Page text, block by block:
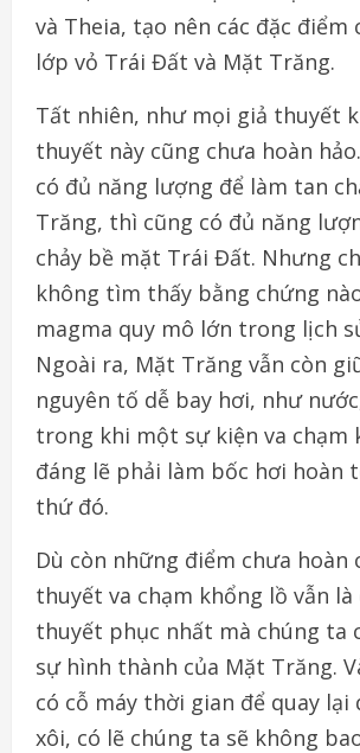
và Theia, tạo nên các đặc điểm
lớp vỏ Trái Đất và Mặt Trăng.
Tất nhiên, như mọi giả thuyết
thuyết này cũng chưa hoàn
có đủ năng lượng để làm tan
Trăng, thì cũng có đủ năng
chảy bề mặt Trái Đất. Nhưng
không tìm thấy bằng chứng
magma quy mô lớn trong lịch
Ngoài ra, Mặt Trăng vẫn còn
nguyên tố dễ bay hơi, như
trong khi một sự kiện va chạm
đáng lẽ phải làm bốc hơi hoàn
thứ đó.
Dù còn những điểm chưa hoàn
thuyết va chạm khổng lồ vẫn là
thuyết phục nhất mà chúng ta
sự hình thành của Mặt Trăng.
có cỗ máy thời gian để quay lại
xôi, có lẽ chúng ta sẽ không